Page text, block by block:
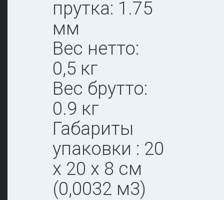
прутка: 1.75
мм
Вес нетто:
0,5 кг
Вес брутто:
0.9 кг
Габариты
упаковки : 20
х 20 х 8 см
(0,0032 м3)